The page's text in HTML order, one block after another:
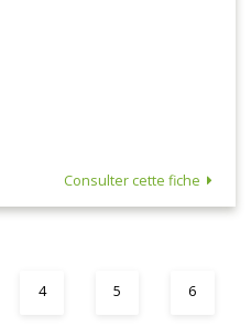
Consulter cette fiche
4 5 6